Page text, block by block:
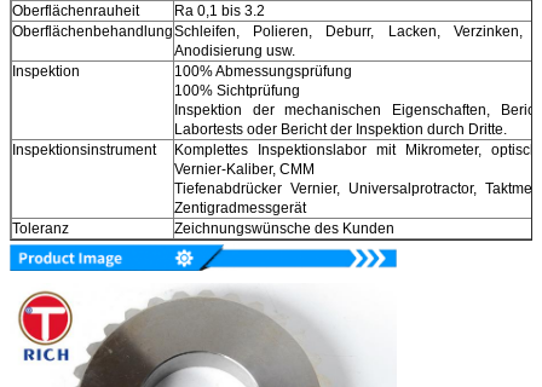
Oberflächenrauheit
Ra 0,1 bis 3.2
OberflächenbehandlungSchleifen, Polieren, Deburr, Lacken, Verzinken,
Anodisierung usw.
Inspektion
100% Abmessungsprüfung
100% Sichtprüfung
Inspektion der mechanischen Eigenschaften,
Labortests oder Bericht der Inspektion durch Dritte.
Inspektionsinstrument
Komplettes Inspektionslabor mit Mikrometer,
Vernier-Kaliber, CMM
Tiefenabdrücker Vernier, Universalprotractor,
Zentigradmessgerät
Toleranz
Zeichnungswünsche des Kunden